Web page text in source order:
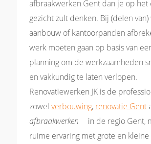
afbraakwerken Gent dan je op het
gezicht zult denken. Bij (delen
aanbouw of kantoorpanden
werk moeten gaan op basis van
planning om de werkzaamheden
en vakkundig te laten verlopen.
Renovatiewerken JK is de
zowel verbouwing, renovatie Gent
afbraakwerken
in de regio Gent,
ruime ervaring met grote en